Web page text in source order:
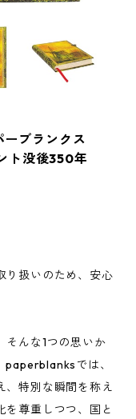
ブランクス
ト没後350年
り扱いのため、安心
そんな1つの思いか
では、
、特別な瞬間を称え
を尊重しつつ、国と